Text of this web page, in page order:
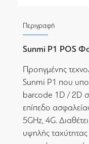
Περιγραφή
Sunmi P1 POS
Προηγμένης
Sunmi P1 που
barcode 1D / 2D
επίπεδο
5GHz, 4G.
υψηλής